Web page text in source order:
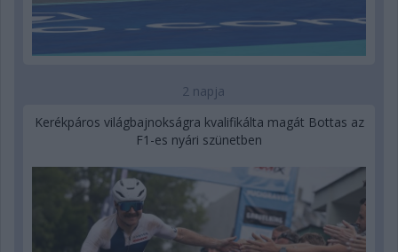
2 napja
Kerékpáros világbajnokságra kvalifikálta magát Bottas az
F1-es nyári szünetben